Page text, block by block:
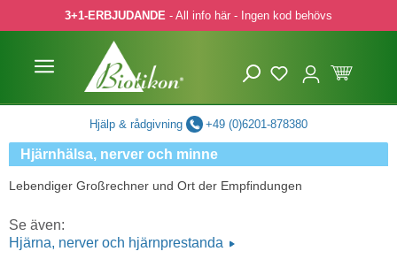
till huvudinnehåll
Hoppa till sökning
Hoppa till huvudnavigering
3+1-ERBJUDANDE - All info här - Ingen kod behövs
Hjälp & rådgivning +49 (0)6201-878380
Hjärnhälsa, nerver och minne
Lebendiger Großrechner und Ort der Empfindungen
Se även:
Hjärna, nerver och hjärnprestanda